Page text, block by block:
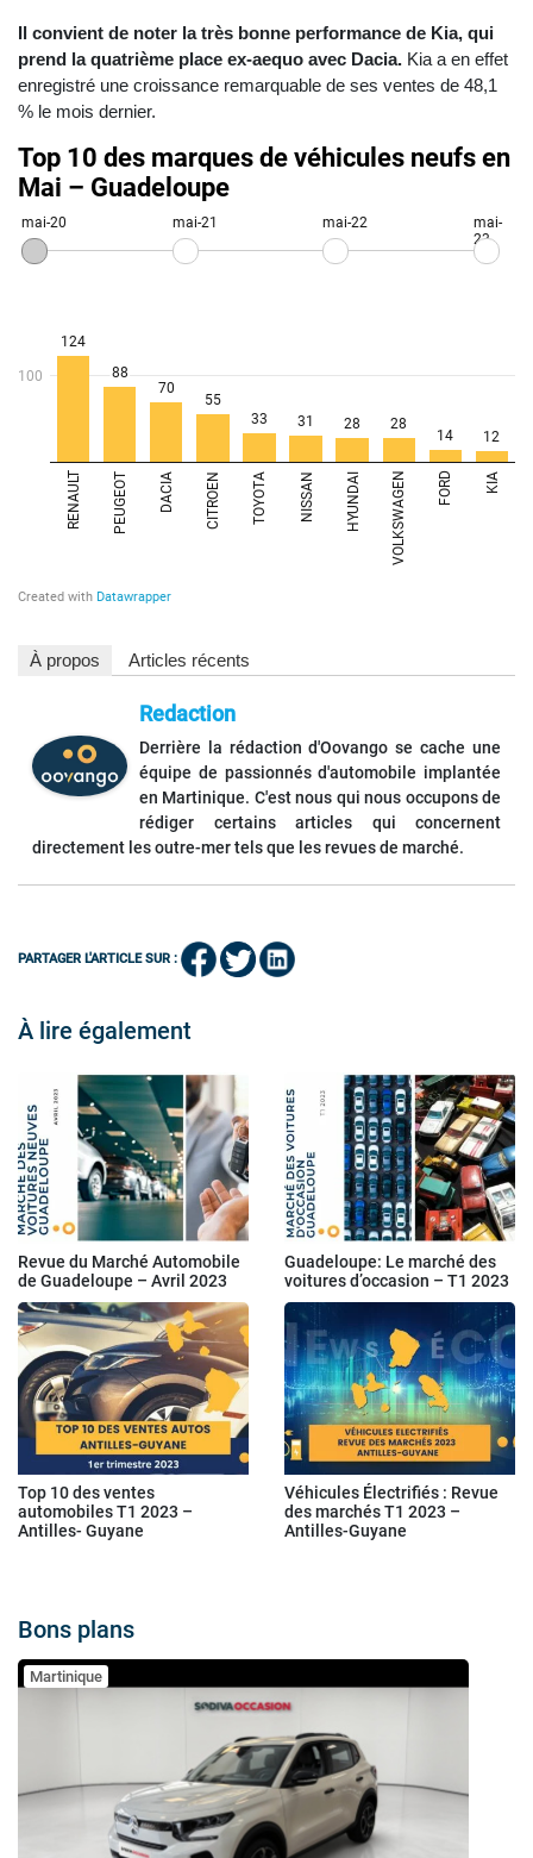
Il convient de noter la très bonne performance de Kia, qui
prend la quatrième place ex-aequo avec Dacia. Kia a en effet
enregistré une croissance remarquable de ses ventes de 48,1
% le mois dernier.
À propos Articles récents
Redaction
Derrière la rédaction d'Oovango se cache une
équipe de passionnés d'automobile implantée
en Martinique. C'est nous qui nous occupons de
rédiger certains articles qui concernent
directement les outre-mer tels que les revues de marché.
PARTAGER L'ARTICLE SUR :
À lire également
Revue du Marché Automobile
de Guadeloupe – Avril 2023
Guadeloupe: Le marché des
voitures d’occasion – T1 2023
Top 10 des ventes
automobiles T1 2023 –
Antilles- Guyane
Véhicules Électrifiés : Revue
des marchés T1 2023 –
Antilles-Guyane
Bons plans
Martinique